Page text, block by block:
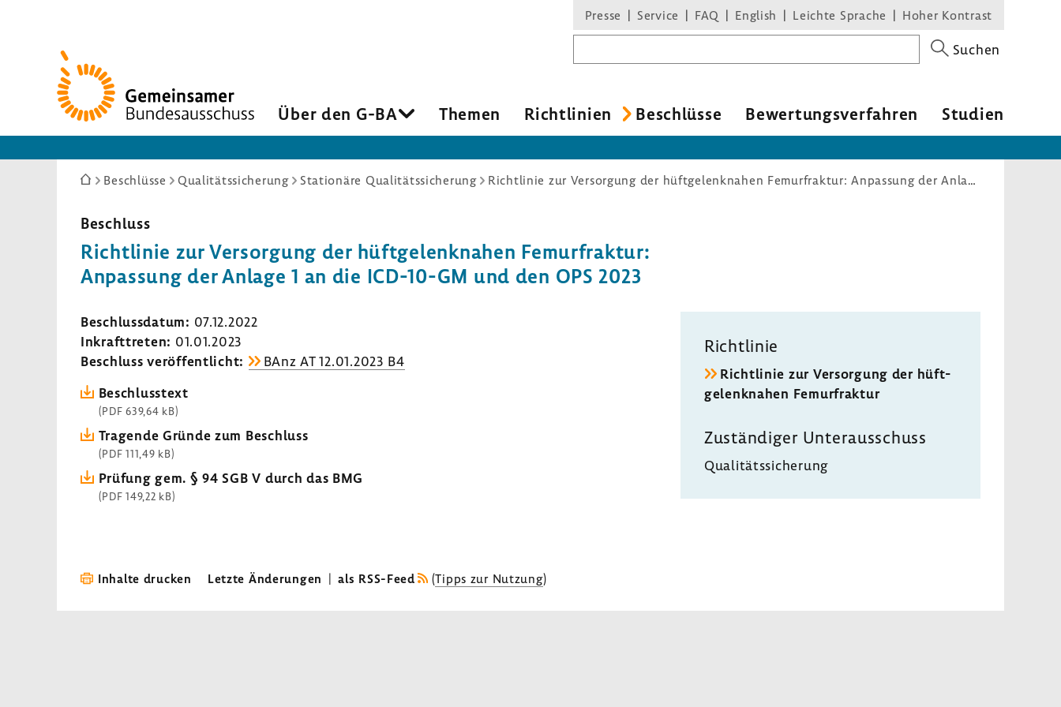
Zur
Startseite
Presse Service FAQ English Leichte Sprache Hoher Kontrast
Suchen
Über den G-BA Themen Richt­li­nien Beschlüsse Bewer­tungs­ver­fahren Studien
Sie
hier:
Beschlüsse Qualitätssicherung Stationäre Qualitätssicherung Richtlinie zur Versorgung der hüftgelenknahen Femurfraktur: Anpassung der Anlage 1 an die ICD-10-GM und den OPS 2023
Beschluss
Richt­linie zur Versor­gung der hüft­ge­lenk­nahen Femur­fraktur:
Anpas­sung der Anlage 1 an die ICD-​10-GM und den OPS 2023
Beschluss­datum: 07.12.2022
Inkraft­treten: 01.01.2023
Beschluss veröf­fent­licht:
BAnz AT 12.01.2023 B4
Beschluss­text
(PDF 639,64 kB)
Tragende Gründe zum Beschluss
(PDF 111,49 kB)
Prüfung gem. § 94 SGB V durch das BMG
(PDF 149,22 kB)
Richt­linie
Richt­linie zur Versor­gung der hüft­
ge­lenk­nahen Femur­fraktur
Zustän­diger Unter­aus­schuss
Quali­täts­si­che­rung
Inhalte drucken Letzte Änderungen | als RSS-Feed (Tipps zur Nutzung)